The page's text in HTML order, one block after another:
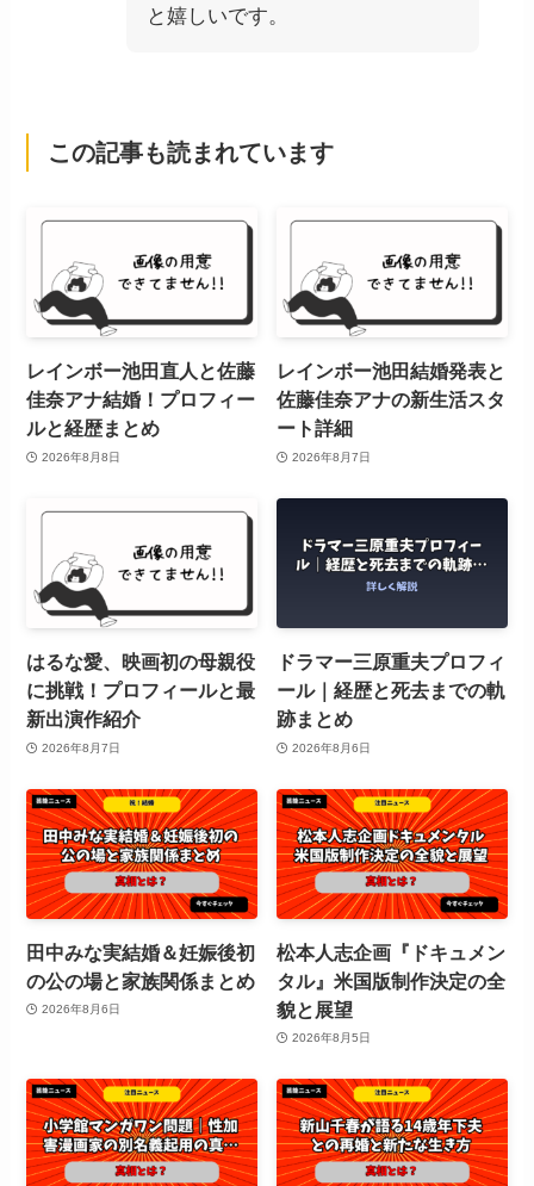
と嬉しいです。
この記事も読まれています
レインボー池田直人と佐藤
佳奈アナ結婚！プロフィー
ルと経歴まとめ
2026年8月8日
レインボー池田結婚発表と
佐藤佳奈アナの新生活スタ
ート詳細
2026年8月7日
はるな愛、映画初の母親役
に挑戦！プロフィールと最
新出演作紹介
2026年8月7日
ドラマー三原重夫プロフィ
ール｜経歴と死去までの軌
跡まとめ
2026年8月6日
田中みな実結婚＆妊娠後初
の公の場と家族関係まとめ
2026年8月6日
松本人志企画『ドキュメン
タル』米国版制作決定の全
貌と展望
2026年8月5日